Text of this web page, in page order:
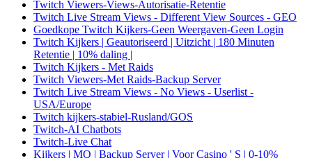
Twitch Viewers-Views-Autorisatie-Retentie
Twitch Live Stream Views - Different View Sources - GEO
Goedkope Twitch Kijkers-Geen Weergaven-Geen Login
Twitch Kijkers | Geautoriseerd | Uitzicht | 180 Minuten
Retentie | 10% daling |
Twitch Kijkers - Met Raids
Twitch Viewers-Met Raids-Backup Server
Twitch Live Stream Views - No Views - Userlist -
USA/Europe
Twitch kijkers-stabiel-Rusland/GOS
Twitch-AI Chatbots
Twitch-Live Chat
Kijkers | MQ | Backup Server | Voor Casino ' S | 0-10%